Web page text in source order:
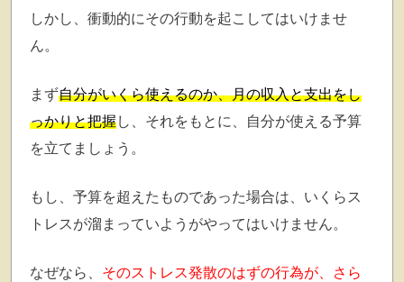
しかし、衝動的にその行動を起こしてはいけませ
ん。
まず自分がいくら使えるのか、月の収入と支出をし
っかりと把握し、それをもとに、自分が使える予算
を立てましょう。
もし、予算を超えたものであった場合は、いくらス
トレスが溜まっていようがやってはいけません。
なぜなら、 そのストレス発散のはずの行為が、さら